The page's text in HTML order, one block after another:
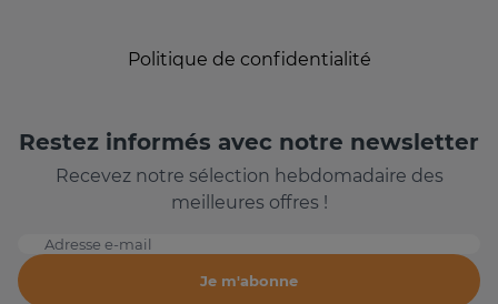
Politique de confidentialité
Restez informés avec notre newsletter
Recevez notre sélection hebdomadaire des
meilleures offres !
Adresse e-mail
Je m'abonne